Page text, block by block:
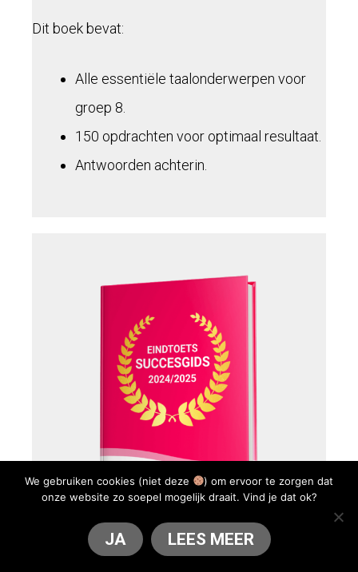
Dit boek bevat:
Alle essentiële taalonderwerpen voor
groep 8.
150 opdrachten voor optimaal resultaat.
Antwoorden achterin.
Eindtoets succesgids
We gebruiken cookies (niet deze
) om ervoor te zorgen dat
onze website zo soepel mogelijk draait. Vind je dat ok?
JA LEES MEER